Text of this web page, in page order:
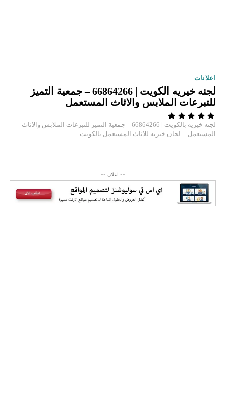
اعلانات
لجنه خيريه الكويت | 66864266 – جمعية التميز
للتبرعات الملابس والاثاث المستعمل
لجنه خيريه بالكويت | 66864266 – جمعية التميز للتبرعات الملابس والاثاث
المستعمل ... لجان خيريه للاثاث المستعمل بالكويت...
-- اعلان --